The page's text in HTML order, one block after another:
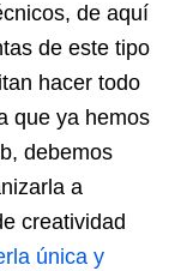
de aquí
de este tipo
hacer todo
que ya hemos
debemos
a
creatividad
única y